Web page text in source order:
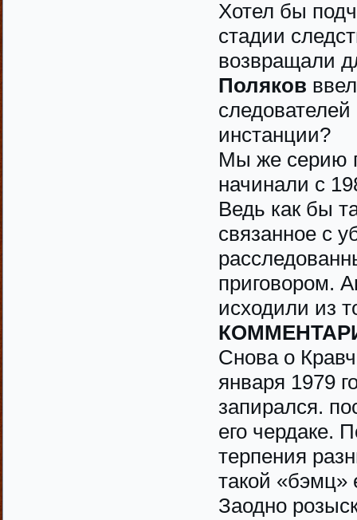
Хотел бы
стадии
возвращали
Поляков
инстанции?
Мы же серию
начинали с
Ведь как бы
связанное с
приговором.
исходили из
Снова о
января 1979
запирался.
его чердаке.
терпения
такой «бэмц»
Заодно